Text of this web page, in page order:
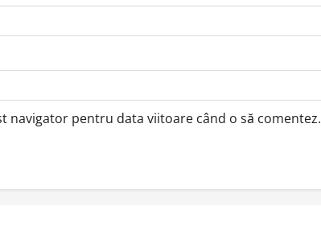
navigator pentru data viitoare când o să comentez.